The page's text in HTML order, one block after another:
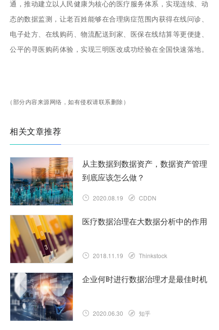
通，推动建立以人民健康为核心的医疗服务体系，实现连续、动
态的数据监测，让老百姓能够在合理病症范围内获得在线问诊、
电子处方、在线购药、物流配送到家、医保在线结算等更便捷、
公平的寻医购药体验，实现三明医改成功经验在全国快速落地。
（部分内容来源网络，如有侵权请联系删除）
相关文章推荐
从主数据到数据资产，数据资产管理
到底应该怎么做？
2020.08.19 CDDN
医疗数据治理在大数据分析中的作用
2018.11.19 Thinkstock
企业何时进行数据治理才是最佳时机
2020.06.30 知乎